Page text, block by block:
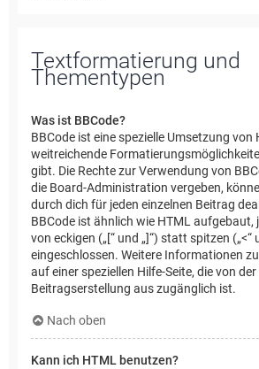
Textformatierung und
Thementypen
Was ist BBCode?
BBCode ist eine spezielle Umsetzung von
weitreichende
gibt. Die Rechte zur Verwendung von
die Board-Administration vergeben,
durch dich für jeden einzelnen Beitrag
BBCode ist ähnlich wie HTML aufgebaut,
von eckigen („[“ und „]“) statt spitzen („<“
eingeschlossen. Weitere Informationen
auf einer speziellen Hilfe-Seite, die von
Beitragserstellung aus zugänglich ist.
Nach oben
Kann ich HTML benutzen?